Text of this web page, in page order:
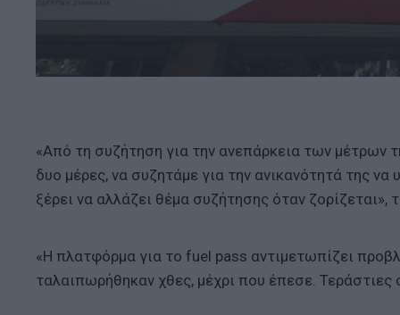
«Από τη συζήτηση για την ανεπάρκεια των μέτρων
δυο μέρες, να συζητάμε για την ανικανότητά της
ξέρει να αλλάζει θέμα συζήτησης όταν ζορίζεται»,
«Η πλατφόρμα για το fuel pass αντιμετωπίζει
ταλαιπωρήθηκαν χθες, μέχρι που έπεσε. Τεράστιες